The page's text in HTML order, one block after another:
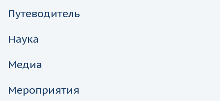
Путеводитель
Наука
Медиа
Мероприятия